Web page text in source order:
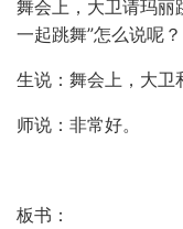
舞会上，大卫请玛
一起跳舞”怎么说呢？
生说：舞会上，大卫
师说：非常好。
板书：